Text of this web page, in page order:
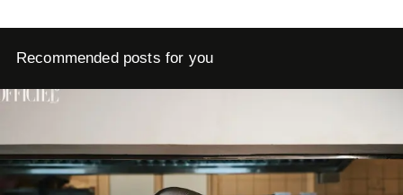
Recommended posts for you